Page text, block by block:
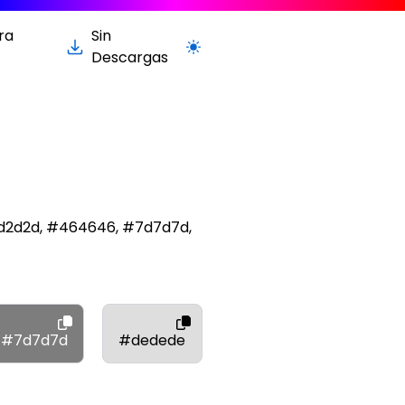
Sin
Descargas
Cambiar a la versión clara / oscura
#464646, #7d7d7d,
#7d7d7d #dedede